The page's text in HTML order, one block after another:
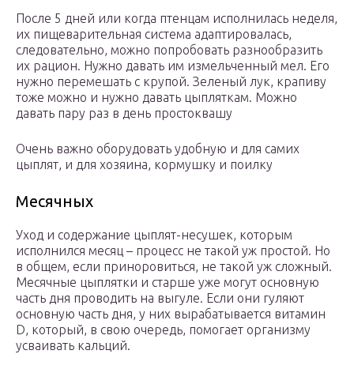
После 5 дней или когда птенцам исполнилась неделя,
их пищеварительная система адаптировалась,
следовательно, можно попробовать разнообразить
их рацион. Нужно давать им измельченный мел. Его
нужно перемешать с крупой. Зеленый лук, крапиву
тоже можно и нужно давать цыпляткам. Можно
давать пару раз в день простоквашу
Очень важно оборудовать удобную и для самих
цыплят, и для хозяина, кормушку и поилку
Месячных
Уход и содержание цыплят-несушек, которым
исполнился месяц – процесс не такой уж простой. Но
в общем, если приноровиться, не такой уж сложный.
Месячные цыплятки и старше уже могут основную
часть дня проводить на выгуле. Если они гуляют
основную часть дня, у них вырабатывается витамин
D, который, в свою очередь, помогает организму
усваивать кальций.